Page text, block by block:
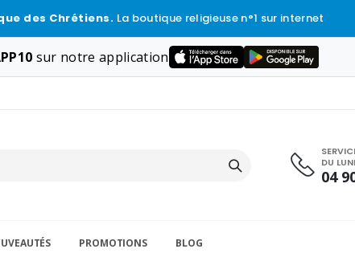
des Chrétiens. La boutique religieuse n°1 sur internet
sur notre application
DU
04
PROMOTIONS BLOG